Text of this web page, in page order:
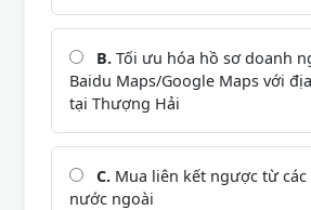
B. Tối ưu hóa hồ sơ doanh
Baidu Maps/Google Maps với
tại Thượng Hải
C. Mua liên kết ngược từ
nước ngoài